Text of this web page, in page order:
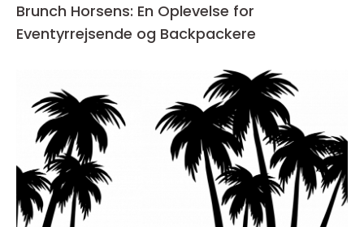
Brunch Horsens: En Oplevelse for
Eventyrrejsende og Backpackere